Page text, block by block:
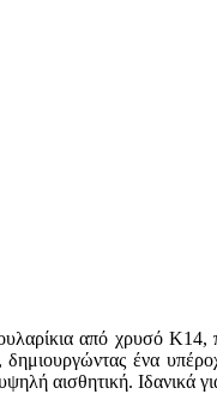
από χρυσό Κ14,
δημιουργώντας ένα
αισθητική. Ιδανικά